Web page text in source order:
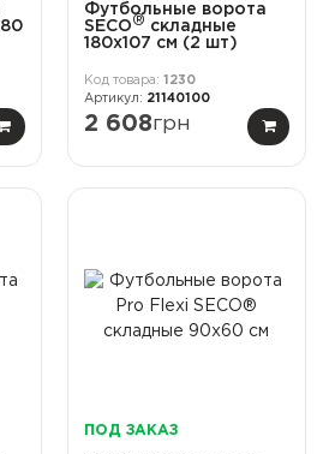
Футбольные ворота
SECO® cкладные
180x107 см (2 шт)
1230
21140100
2 608грн
ПОД ЗАКАЗ